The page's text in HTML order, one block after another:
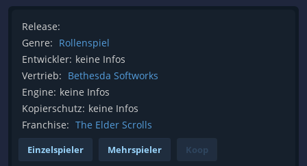
Release:
Genre: Rollenspiel
Entwickler: keine Infos
Vertrieb: Bethesda Softworks
Engine: keine Infos
Kopierschutz: keine Infos
Franchise: The Elder Scrolls
Einzelspieler Mehrspieler Koop